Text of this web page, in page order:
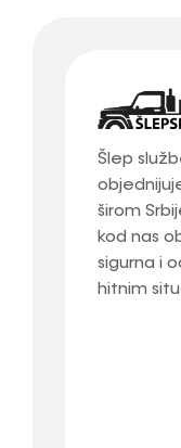
Šlep
širom
kod nas
sigurna i
hitnim